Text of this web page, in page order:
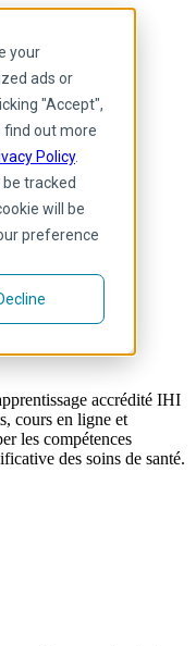
your
ads or
"Accept",
find out more
Policy.
tracked
will be
preference
accrédité IHI
cours en ligne et
les compétences
des soins de santé.